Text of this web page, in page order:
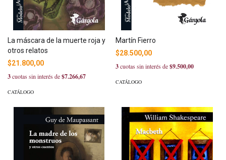
La máscara de la muerte roja y
otros relatos
$21.800,00
3cuotas sin interés de$7.266,67
CATÁLOGO
Martín Fierro
$28.500,00
3cuotas sin interés de$9.500,00
CATÁLOGO